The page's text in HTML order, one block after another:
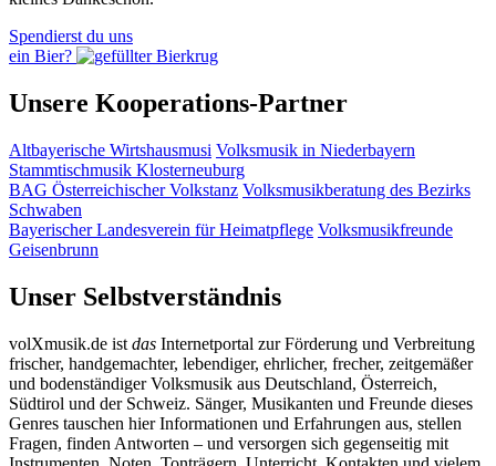
Spendierst du uns
ein Bier?
Unsere Kooperations-Partner
Altbayerische Wirtshausmusi Volksmusik in Niederbayern
Stammtischmusik Klosterneuburg
BAG Österreichischer Volkstanz Volksmusikberatung des Bezirks
Schwaben
Bayerischer Landesverein für Heimatpflege Volksmusikfreunde
Geisenbrunn
Unser Selbstverständnis
volXmusik.de ist das Internetportal zur Förderung und Verbreitung
frischer, handgemachter, lebendiger, ehrlicher, frecher, zeitgemäßer
und bodenständiger Volksmusik aus Deutschland, Österreich,
Südtirol und der Schweiz. Sänger, Musikanten und Freunde dieses
Genres tauschen hier Informationen und Erfahrungen aus, stellen
Fragen, finden Antworten – und versorgen sich gegenseitig mit